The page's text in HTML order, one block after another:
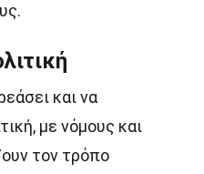
και να
με νόμους και
τον τρόπο